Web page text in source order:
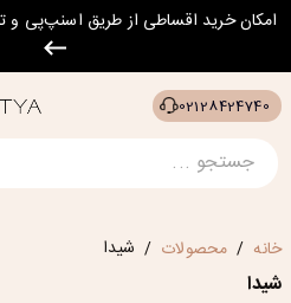
امکان خرید اقساطی از طریق اسنپ‌پی
02128424740
خانه / محصولات / شیدا
شیدا